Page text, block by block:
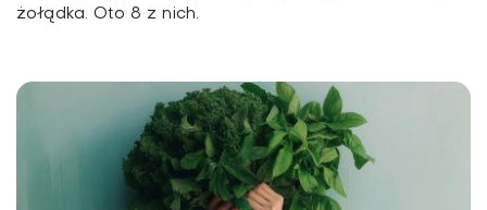
żołądka. Oto 8 z nich.